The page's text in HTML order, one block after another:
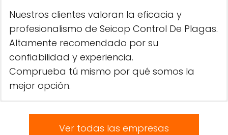
Nuestros clientes valoran la eficacia y
profesionalismo de Seicop Control De Plagas.
Altamente recomendado por su
confiabilidad y experiencia.
Comprueba tú mismo por qué somos la
mejor opción.
Ver todas las empresas